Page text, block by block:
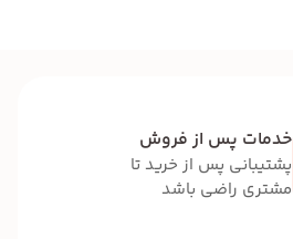
خدمات پس از فروش
پشتیبانی پس از خرید تا
مشتری راضی باشد